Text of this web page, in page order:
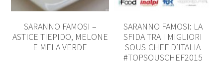
SARANNO FAMOSI –
ASTICE TIEPIDO, MELONE
E MELA VERDE
SARANNO FAMOSI: LA
SFIDA TRA I MIGLIORI
SOUS-CHEF D’ITALIA
#TOPSOUSCHEF2015